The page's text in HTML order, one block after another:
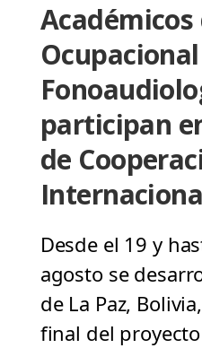
participan
de
Desde el 19 y
agosto se
de La Paz,
final del proyecto